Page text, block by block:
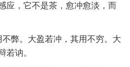
应，它不是茶，愈冲愈淡，而
弊。大盈若冲，其用不穷。大
若讷。